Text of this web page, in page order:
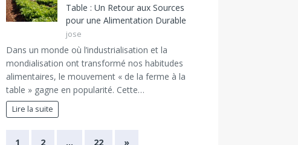
Table : Un Retour aux Sources
pour une Alimentation Durable
jose
Dans un monde où l’industrialisation et la
mondialisation ont transformé nos habitudes
alimentaires, le mouvement « de la ferme à la
table » gagne en popularité. Cette…
Lire la suite
1 2 … 22 »